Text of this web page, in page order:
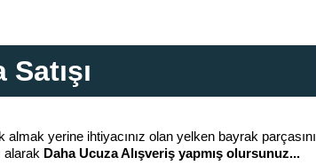
almak yerine ihtiyacınız olan yelken bayrak parçasını
alarak Daha Ucuza Alışveriş yapmış olursunuz...